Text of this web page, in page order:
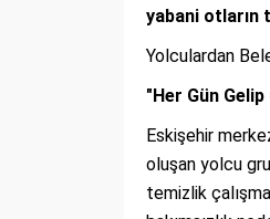
yabani otların
Yolculardan
"Her Gün
Eskişehir
oluşan yolcu
temizlik